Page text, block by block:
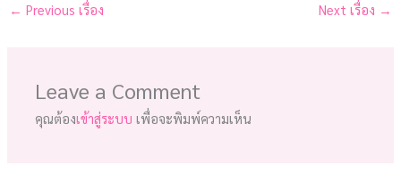
← Previous เรื่อง Next เรื่อง →
Leave a Comment
คุณต้องเข้าสู่ระบบ เพื่อจะพิมพ์ความเห็น